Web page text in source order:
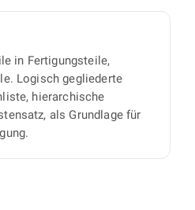
in Fertigungsteile,
Logisch gegliederte
hierarchische
als Grundlage für